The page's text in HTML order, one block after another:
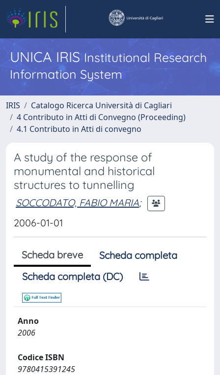
UNICA IRISInstitutional Research
Information System
IRIS
Catalogo Ricerca Università di Cagliari
4 Contributo in Atti di Convegno (Proceeding)
4.1 Contributo in Atti di convegno
A study of the response of
monumental and historical
structures to tunnelling
SOCCODATO, FABIO MARIA;
2006-01-01
Scheda breve
Scheda completa
Scheda completa (DC)
Anno
2006
Codice ISBN
9780415391245